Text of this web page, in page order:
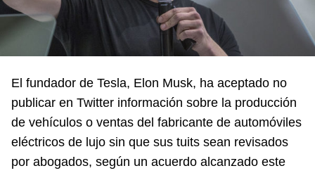
El fundador de Tesla, Elon Musk, ha aceptado no
publicar en Twitter información sobre la producción
de vehículos o ventas del fabricante de automóviles
eléctricos de lujo sin que sus tuits sean revisados
por abogados, según un acuerdo alcanzado este